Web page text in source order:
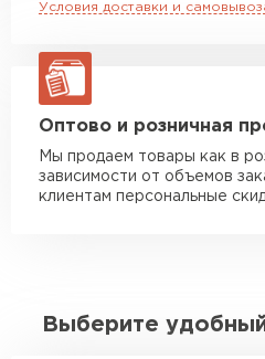
Условия доставки и
Оптово и розничная
Мы продаем товары как в
зависимости от объемов
клиентам персональные
Выберите